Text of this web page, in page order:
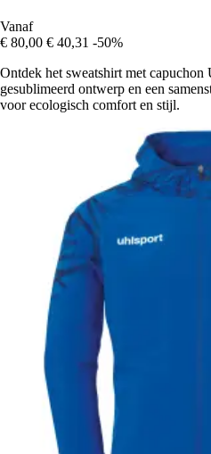
Vanaf
€ 80,00 € 40,31 -50%
Ontdek het sweatshirt met
gesublimeerd ontwerp en een
voor ecologisch comfort en stijl.